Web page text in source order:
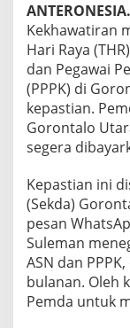
Kekhawatiran
Hari Raya
dan Pegawai
(PPPK) di
kepastian.
Gorontalo
segera
Kepastian ini
(Sekda)
pesan
Suleman
ASN dan
bulanan. Oleh
Pemda untuk